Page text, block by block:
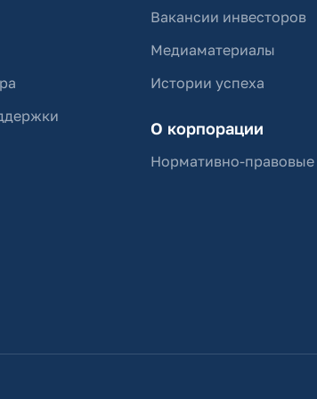
Вакансии инвесторов
Медиаматериалы
Истории успеха
О корпорации
Нормативно-правовые